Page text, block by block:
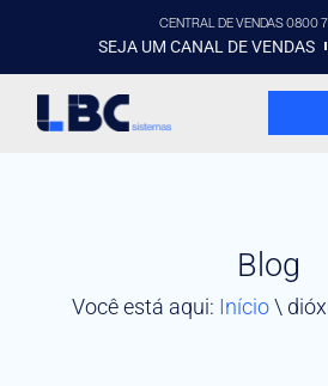
CENTRAL DE VENDAS 0800
SEJA UM CANAL DE VENDAS
Blog
Você está aqui: Início\